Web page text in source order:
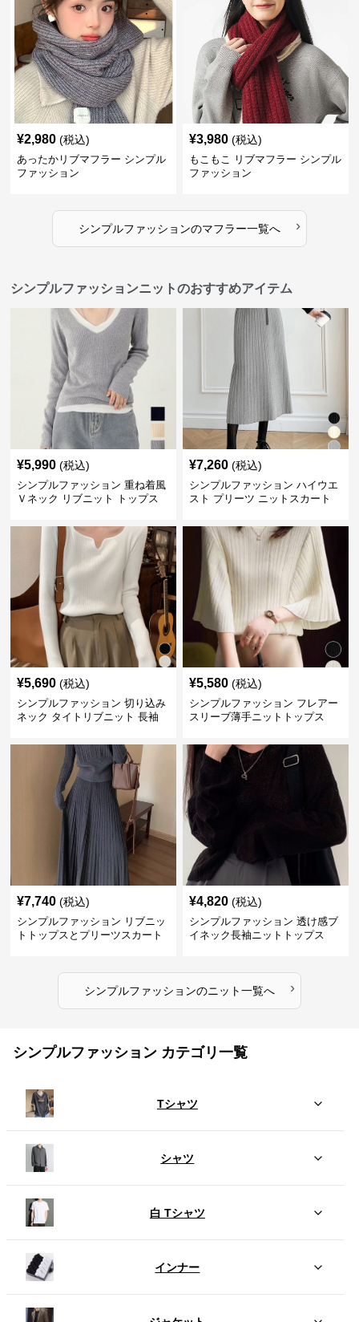
¥2,980 (税込)
あったかリブマフラー シンプル
ファッション
¥3,980 (税込)
もこもこ リブマフラー シンプル
ファッション
シンプルファッションのマフラー一覧へ ›
シンプルファッションニットのおすすめアイテム
¥5,990 (税込)
シンプルファッション 重ね着風
Ｖネック リブニット トップス
¥7,260 (税込)
シンプルファッション ハイウエ
スト プリーツ ニットスカート
¥5,690 (税込)
シンプルファッション 切り込み
ネック タイトリブニット 長袖
¥5,580 (税込)
シンプルファッション フレアー
スリーブ薄手ニットトップス
¥7,740 (税込)
シンプルファッション リブニッ
トトップスとプリーツスカート
¥4,820 (税込)
シンプルファッション 透け感ブ
イネック長袖ニットトップス
シンプルファッションのニット一覧へ ›
シンプルファッション カテゴリ一覧
Tシャツ
シャツ
白 Tシャツ
インナー